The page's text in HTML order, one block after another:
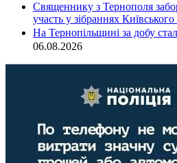
Священнику з Тернополя
участь у зібраннях Київського
На Тернопільщині за добу
06.08.2026